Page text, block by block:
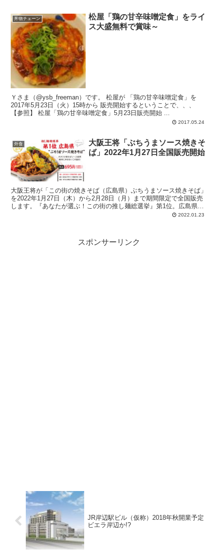
丼物チェーン
松屋「鶏の甘辛味噌定食」をライ
ス大盛無料で賞味～
Ｙさま（@ysb_freeman）です。 松屋が 「鶏の甘辛味噌定食」を
2017年5月23日（火）15時から 販売開始するということで、、、
【参照】 松屋「鶏の甘辛味噌定食」5月23日販売開始 ...
2017.05.24
外食
大阪王将「ぶちうまソース焼きそ
ば」2022年1月27日全国販売開始
大阪王将が「この街の焼きそば（広島県）ぶちうまソース焼きそば」
を2022年1月27日（木）から2月28日（月）まで期間限定で全国販売
します。『あなたが選ぶ！この街の推し麺総選挙』第1位。広島県限
定販売から全国販売。生太麺、もやし、豚バラ肉、キャベツ入り玉
2022.01.23
スポンサーリンク
JR岸辺駅ビル（仮称）2018年秋開業予定
ビエラ岸辺か!?